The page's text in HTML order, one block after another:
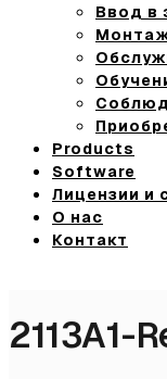
Ввод в
Products
Software
Лицензии и
О нас
Контакт
2113A1-